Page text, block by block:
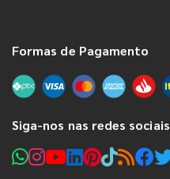
Formas de Pagamento
Siga-nos nas redes sociais